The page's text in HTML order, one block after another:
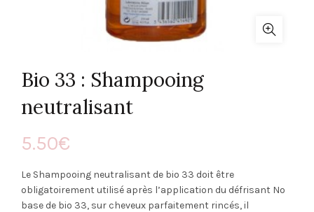
Bio 33 : Shampooing
neutralisant
5.50€
Le Shampooing neutralisant de bio 33 doit être
obligatoirement utilisé après l’application du défrisant No
base de bio 33, sur cheveux parfaitement rincés, il